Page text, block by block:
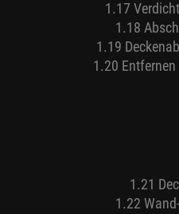
1.17
1.18
1.19
1.20
1.21
1.22